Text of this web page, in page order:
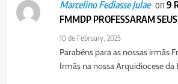
Marcelino Fediasse Julae on9
FMMDP PROFESSARAM
10 de February, 2025
Parabéns para as nossas irmãs
Irmãs na nossa Arquidiocese da